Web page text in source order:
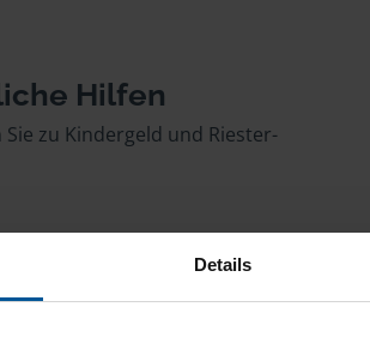
Details
Hilfen
zu Kindergeld und Riester-